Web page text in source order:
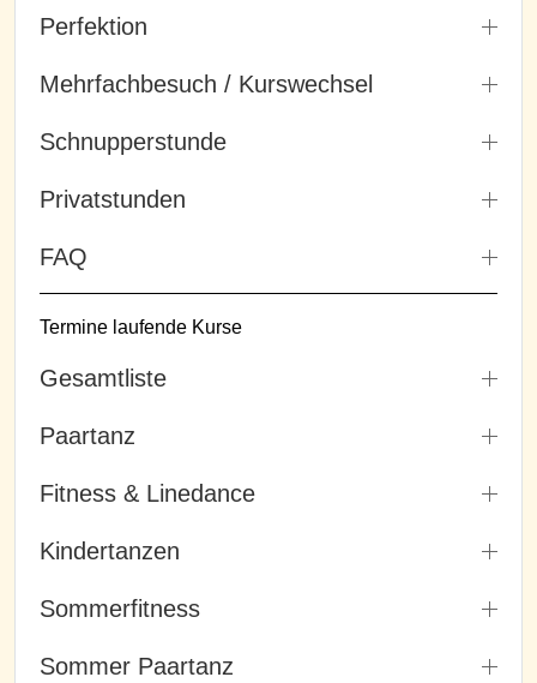
Perfektion
Mehrfachbesuch / Kurswechsel
Schnupperstunde
Privatstunden
FAQ
Termine laufende Kurse
Gesamtliste
Paartanz
Fitness & Linedance
Kindertanzen
Sommerfitness
Sommer Paartanz